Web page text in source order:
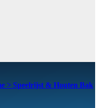
> Speelrijst & Houten Bak